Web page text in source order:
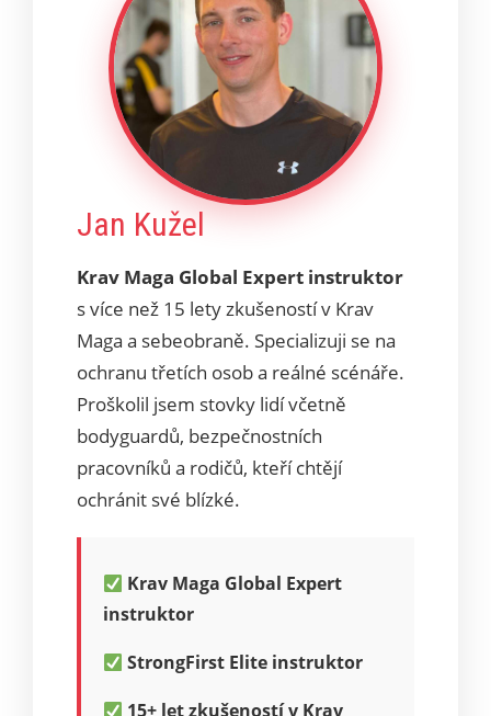
Jan Kužel
Krav Maga Global Expert instruktor
s více než 15 lety zkušeností v Krav
Maga a sebeobraně. Specializuji se na
ochranu třetích osob a reálné scénáře.
Proškolil jsem stovky lidí včetně
bodyguardů, bezpečnostních
pracovníků a rodičů, kteří chtějí
ochránit své blízké.
Krav Maga Global Expert
instruktor
StrongFirst Elite instruktor
15+ let zkušeností v Krav